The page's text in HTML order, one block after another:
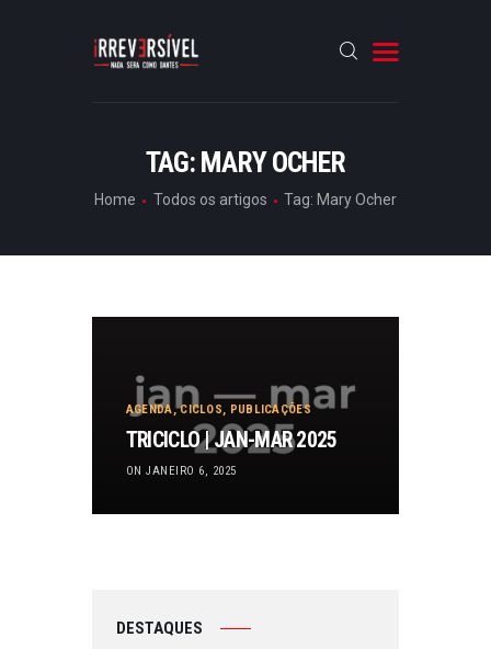
TAG: MARY OCHER
Home Todos os artigos Tag: Mary Ocher
CRÓNICAS
AGENDA,CICLOS, PUBLICAÇÕES
TRICICLO | JAN-MAR 2025
ON JANEIRO 6, 2025
DESTAQUES